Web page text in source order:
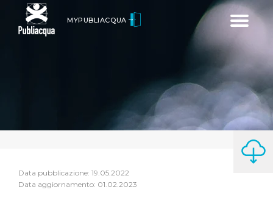
Toggle
MYPUBLIACQUA
Data pubblicazione: 19.05.2022
Data aggiornamento: 01.02.2023